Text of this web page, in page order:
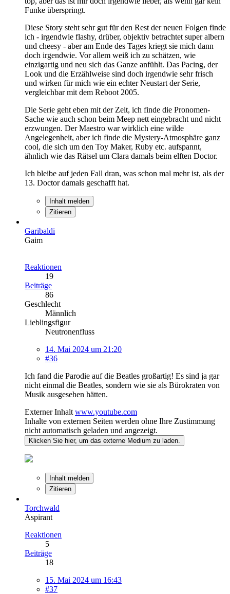
Funke überspringt.
Diese Story steht sehr gut für den Rest der neuen Folgen finde
ich - irgendwie flashy, drüber, objektiv betrachtet super albern
und cheesy - aber am Ende des Tages kriegt sie mich dann
doch irgendwie. Vor allem weiß ich zu schätzen, wie
einzigartig und neu sich das Ganze anfühlt. Das Pacing, der
Look und die Erzählweise sind doch irgendwie sehr frisch
und wirken für mich wie ein echter Neustart der Serie,
vergleichbar mit dem Reboot 2005.
Die Serie geht eben mit der Zeit, ich finde die Pronomen-
Sache wie auch schon beim Meep nett eingebracht und nicht
erzwungen. Der Maestro war wirklich eine wilde
Angelegenheit, aber ich finde die Mystery-Atmosphäre ganz
cool, die sich um den Toy Maker, Ruby etc. aufspannt,
ähnlich wie das Rätsel um Clara damals beim elften Doctor.
Ich bleibe auf jeden Fall dran, was schon mal mehr ist, als der
13. Doctor damals geschafft hat.
Inhalt melden
Zitieren
Garibaldi
Gaim
Reaktionen
19
Beiträge
86
Geschlecht
Männlich
Lieblingsfigur
Neutronenfluss
14. Mai 2024 um 21:20
#36
Ich fand die Parodie auf die Beatles großartig! Es sind ja gar
nicht einmal die Beatles, sondern wie sie als Bürokraten von
Musik ausgesehen hätten.
Externer Inhalt www.youtube.com
Inhalte von externen Seiten werden ohne Ihre Zustimmung
nicht automatisch geladen und angezeigt.
Klicken Sie hier, um das externe Medium zu laden.
Inhalt melden
Zitieren
Torchwald
Aspirant
Reaktionen
5
Beiträge
18
15. Mai 2024 um 16:43
#37